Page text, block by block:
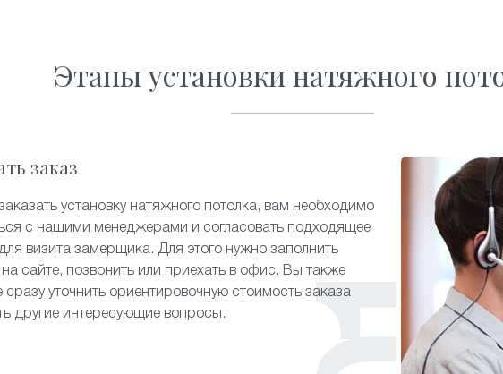
Этапы установки натяжного
заказ
установку натяжного потолка, вам необходимо
с нашими менеджерами и согласовать подходящее
визита замерщика. Для этого нужно заполнить
сайте, позвонить или приехать в офис. Вы также
сразу уточнить ориентировочную стоимость заказа
другие интересующие вопросы.